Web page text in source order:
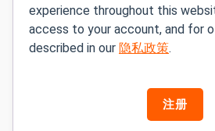
experience throughout this
access to your account, and for
described in our 隐私政策.
注册